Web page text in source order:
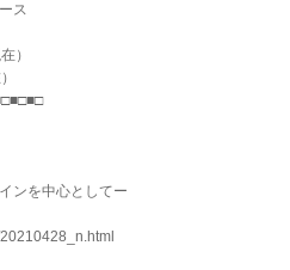
ス
）
ンを中心としてー